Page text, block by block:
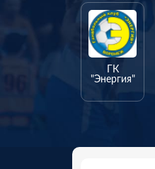
ГК
"Энергия"